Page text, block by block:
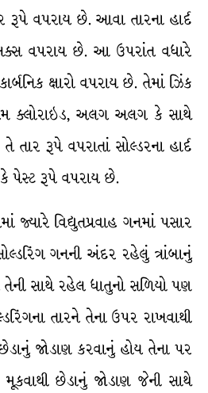
રૂપે વપરાય છે. આવા તારના હાર્દ
વપરાય છે. આ ઉપરાંત વધારે
ક્ષારો વપરાય છે. તેમાં ઝિંક
ક્લોરાઇડ, અલગ અલગ કે સાથે
તાર રૂપે વપરાતાં સોલ્ડરના હાર્દ
પેસ્ટ રૂપે વપરાય છે.
જ્યારે વિદ્યુતપ્રવાહ ગનમાં પસાર
ગનની અંદર રહેલું ત્રાંબાનું
સાથે રહેલ ધાતુનો સળિયો પણ
તારને તેના ઉપર રાખવાથી
જોડાણ કરવાનું હોય તેના પર
છેડાનું જોડાણ જેની સાથે